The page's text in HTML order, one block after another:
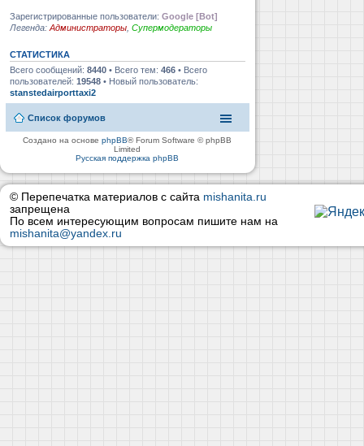
Зарегистрированные пользователи: Google [Bot]
Легенда: Администраторы Супермодераторы
СТАТИСТИКА
Всего сообщений: 8440 • Всего тем: 466 • Всего
пользователей: 19548 • Новый пользователь:
stanstedairporttaxi2
Список форумов
Создано на основеphpBB® Forum Software © phpBB
Limited
Русская поддержка phpBB
© Перепечатка материалов с сайта mishanita.ru
запрещена
По всем интересующим вопросам пишите нам на
mishanita@yandex.ru